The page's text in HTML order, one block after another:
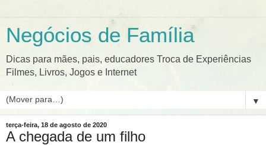
Negócios de Família
Dicas para mães, pais, educadores Troca de Experiências
Filmes, Livros, Jogos e Internet
▼
terça-feira, 18 de agosto de 2020
A chegada de um filho